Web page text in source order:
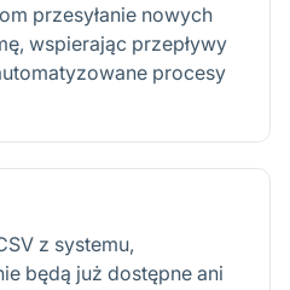
przesyłanie nowych
wspierając przepływy
procesy
z systemu,
będą już dostępne ani